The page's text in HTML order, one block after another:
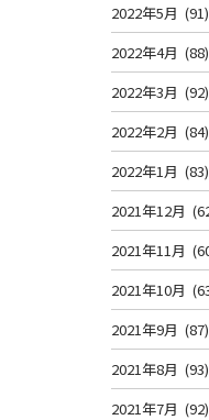
2022年5月 (91)
2022年4月 (88)
2022年3月 (92)
2022年2月 (84)
2022年1月 (83)
2021年12月
2021年11月
2021年10月
2021年9月 (87)
2021年8月 (93)
2021年7月 (92)